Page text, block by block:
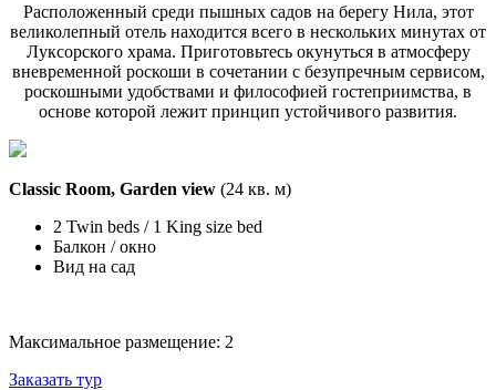
Расположенный среди пышных садов на берегу Нила, этот
великолепный отель находится всего в нескольких минутах от
Луксорского храма. Приготовьтесь окунуться в атмосферу
вневременной роскоши в сочетании с безупречным сервисом,
роскошными удобствами и философией гостеприимства, в
основе которой лежит принцип устойчивого развития.
Classic Room, Garden view (24 кв. м)
2 Twin beds / 1 King size bed
Балкон / окно
Вид на сад
Максимальное размещение: 2
Заказать тур